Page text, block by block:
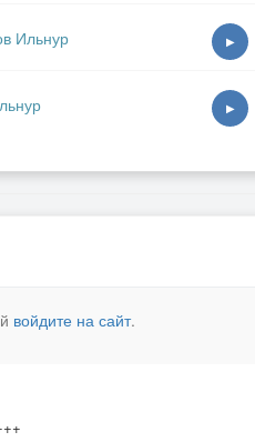
Ильнур ▶
▶
войдите на сайт.